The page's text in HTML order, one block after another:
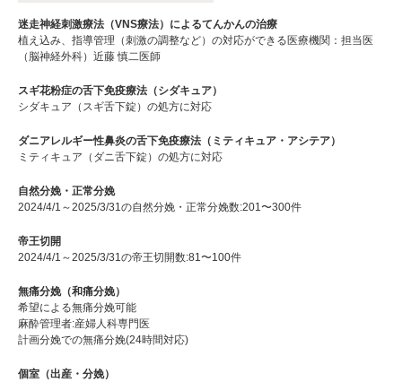
迷走神経刺激療法（VNS療法）によるてんかんの治療
植え込み、指導管理（刺激の調整など）の対応ができる医療機関：担当医
（脳神経外科）近藤 慎二医師
スギ花粉症の舌下免疫療法（シダキュア）
シダキュア（スギ舌下錠）の処方に対応
ダニアレルギー性鼻炎の舌下免疫療法（ミティキュア・アシテア）
ミティキュア（ダニ舌下錠）の処方に対応
自然分娩・正常分娩
2024/4/1～2025/3/31の自然分娩・正常分娩数:201〜300件
帝王切開
2024/4/1～2025/3/31の帝王切開数:81〜100件
無痛分娩（和痛分娩）
希望による無痛分娩可能
麻酔管理者:産婦人科専門医
計画分娩での無痛分娩(24時間対応)
個室（出産・分娩）